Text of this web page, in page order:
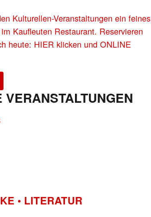
Kulturellen-Veranstaltungen ein feines
Kaufleuten Restaurant. Reservieren
heute: HIER klicken und ONLINE
VERANSTALTUNGEN
• LITERATUR